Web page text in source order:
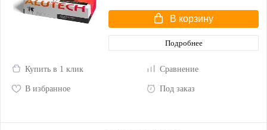
В корзину
Подробнее
Купить в 1 клик Сравнение
В избранное Под заказ